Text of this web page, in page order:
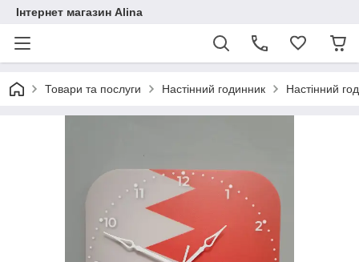
Інтернет магазин Alina
Товари та послуги Настінний годинник Настінний